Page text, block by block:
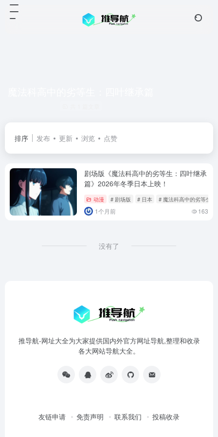
排序 发布 更新 浏览 点赞
剧场版《魔法科高中的劣等生：四叶继承
篇》2026年冬季日本上映！
动漫 # 剧场版 # 日本 # 魔法科高中的劣等生
1个月前 163
没有了
推导航-网址大全为大家提供国内外官方网址导航,整理和收录
各大网站导航大全。
友链申请 免责声明 联系我们 投稿收录